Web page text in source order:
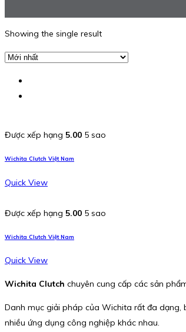
Showing the single result
Được xếp hạng 5.00 5 sao
Wichita Clutch Việt Nam
Quick View
Được xếp hạng 5.00 5 sao
Wichita Clutch Việt Nam
Quick View
Wichita Clutch chuyên cung cấp các sản
Danh mục giải pháp của Wichita rất đa dạng,
nhiều ứng dụng công nghiệp khác nhau.